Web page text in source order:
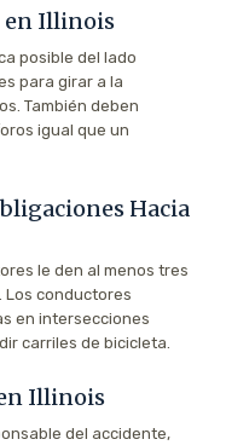
en Illinois
posible del lado
para girar a la
También deben
igual que un
Hacia
le den al menos tres
Los conductores
en intersecciones
carriles de bicicleta.
Illinois
del accidente,